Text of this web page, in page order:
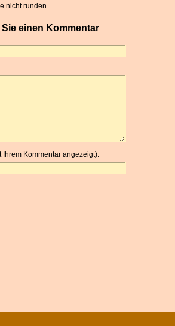
nicht runden.
einen Kommentar
Ihrem Kommentar angezeigt):